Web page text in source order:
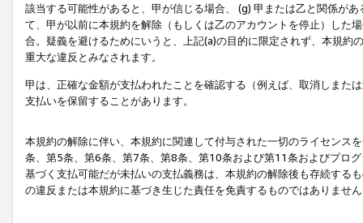
該当する可能性があると、甲が信じる場合、 (g) 甲または乙と関係が
て、甲が以前に本規約を解除（もしくは乙のアカウントを停止）した
合。疑義を避けるためにいうと、上記(a)の目的に限定されず、本規
重大な違反とみなされます。
甲は、正確な金額が支払われたことを確認する（例えば、取消しまた
支払いを保留することがあります。
本規約の解除に伴い、本規約に関連して付与された一切のライセンス
条、第5条、第6条、第7条、第8条、第10条および第11条およびプロ
基づく支払可能だが未払いの支払義務は、本規約の解除後も存続する
の違反または本規約に基づき生じた責任を免責するものではありませ